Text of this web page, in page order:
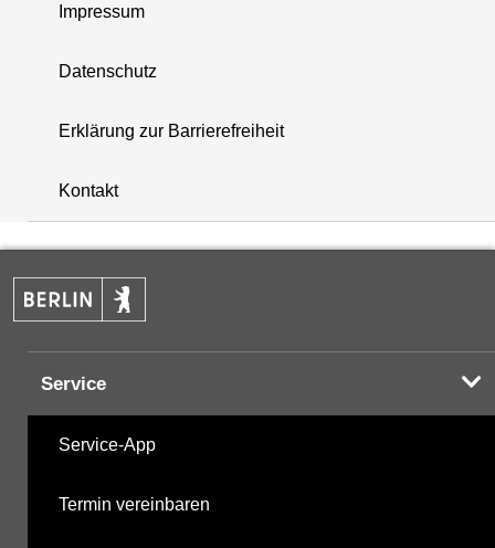
+
−
Impressum
Datenschutz
Erklärung zur Barrierefreiheit
Kontakt
Service
Service-App
Termin vereinbaren